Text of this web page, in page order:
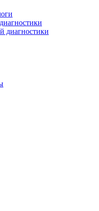
диагностики